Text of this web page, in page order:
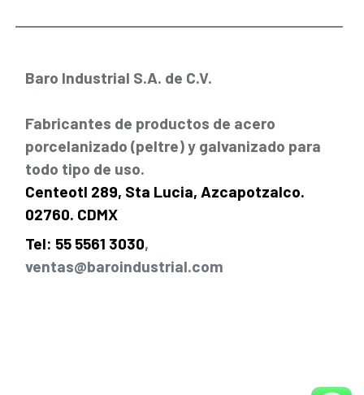
Baro Industrial S.A. de C.V.
Fabricantes de productos de acero
porcelanizado (peltre) y galvanizado para
todo tipo de uso.
Centeotl 289, Sta Lucia, Azcapotzalco.
02760. CDMX
Tel: 55 5561 3030,
ventas@baroindustrial.com